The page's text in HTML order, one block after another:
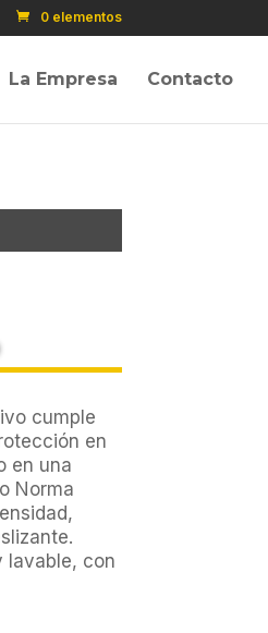
0 elementos
La Empresa Contacto
cumple
en
en una
Norma
lavable, con